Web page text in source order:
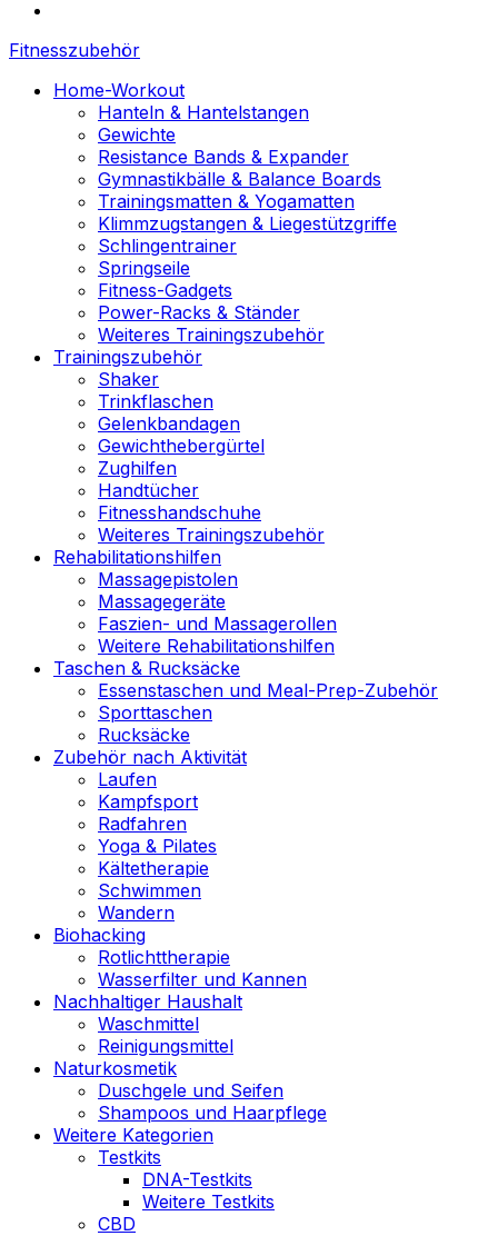
Fitnesszubehör
Home-Workout
Hanteln & Hantelstangen
Gewichte
Resistance Bands & Expander
Gymnastikbälle & Balance Boards
Trainingsmatten & Yogamatten
Klimmzugstangen & Liegestützgriffe
Schlingentrainer
Springseile
Fitness-Gadgets
Power-Racks & Ständer
Weiteres Trainingszubehör
Trainingszubehör
Shaker
Trinkflaschen
Gelenkbandagen
Gewichthebergürtel
Zughilfen
Handtücher
Fitnesshandschuhe
Weiteres Trainingszubehör
Rehabilitationshilfen
Massagepistolen
Massagegeräte
Faszien- und Massagerollen
Weitere Rehabilitationshilfen
Taschen & Rucksäcke
Essenstaschen und Meal-Prep-Zubehör
Sporttaschen
Rucksäcke
Zubehör nach Aktivität
Laufen
Kampfsport
Radfahren
Yoga & Pilates
Kältetherapie
Schwimmen
Wandern
Biohacking
Rotlichttherapie
Wasserfilter und Kannen
Nachhaltiger Haushalt
Waschmittel
Reinigungsmittel
Naturkosmetik
Duschgele und Seifen
Shampoos und Haarpflege
Weitere Kategorien
Testkits
DNA-Testkits
Weitere Testkits
CBD